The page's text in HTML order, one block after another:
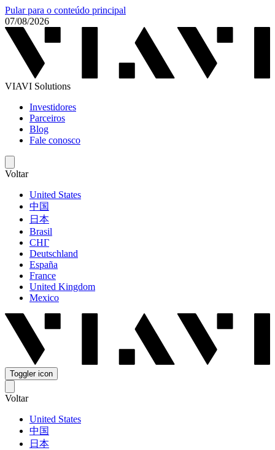
Pular para o conteúdo principal
07/08/2026
VIAVI Solutions
Investidores
Parceiros
Blog
Fale conosco
Voltar
United States
中国
日本
Brasil
СНГ
Deutschland
España
France
United Kingdom
Mexico
Toggler icon
Voltar
United States
中国
日本